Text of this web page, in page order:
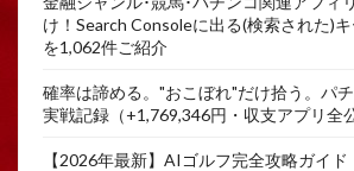
け！Search Consoleに出る(検索された)
を1,062件ご紹介
確率は諦める。"おこぼれ"だけ拾う。パ
実戦記録（+1,769,346円・収支アプリ全
【2026年最新】AIゴルフ完全攻略ガイド